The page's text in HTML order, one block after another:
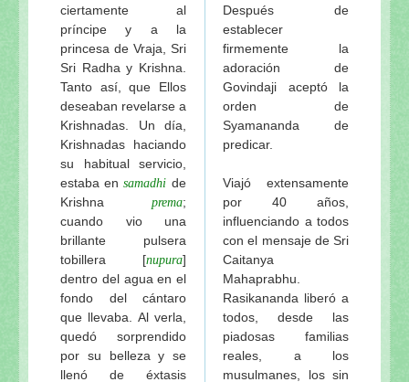
ciertamente al
príncipe y a la
princesa de Vraja, Sri
Sri Radha y Krishna.
Tanto así, que Ellos
deseaban revelarse a
Krishnadas. Un día,
Krishnadas haciando
su habitual servicio,
estaba en samadhi de
Krishna prema;
cuando vio una
brillante pulsera
tobillera [nupura]
dentro del agua en el
fondo del cántaro
que llevaba. Al verla,
quedó sorprendido
por su belleza y se
llenó de éxtasis
Después de
establecer
firmemente la
adoración de
Govindaji aceptó la
orden de
Syamananda de
predicar.
Viajó extensamente
por 40 años,
influenciando a todos
con el mensaje de Sri
Caitanya
Mahaprabhu.
Rasikananda liberó a
todos, desde las
piadosas familias
reales, a los
musulmanes, los sin